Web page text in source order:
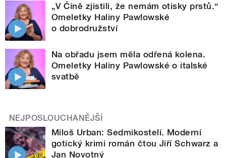
„V Číně zjistili, že nemám otisky prstů.“
Omeletky Haliny Pawlowské
o dobrodružství
Na obřadu jsem měla odřená kolena.
Omeletky Haliny Pawlowské o italské
svatbě
NEJPOSLOUCHANĚJŠÍ
Miloš Urban: Sedmikostelí. Moderní
gotický krimi román čtou Jiří Schwarz a
Jan Novotný